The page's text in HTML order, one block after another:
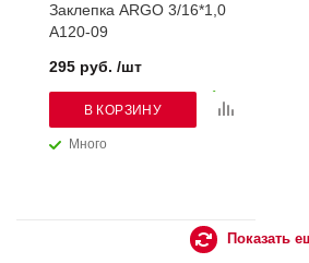
Заклепка ARGO 3/16*1,0
А120-09
Много
295 руб. /шт
В КОРЗИНУ
Показать